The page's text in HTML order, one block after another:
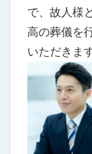
で、故人様
高の葬儀を
いただきます